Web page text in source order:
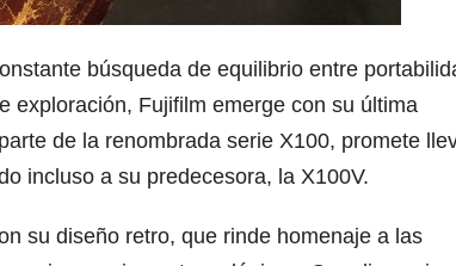
búsqueda de equilibrio entre
exploración, Fujifilm emerge con su última
de la renombrada serie X100, promete
incluso a su predecesora, la X100V.
su diseño retro, que rinde homenaje a las